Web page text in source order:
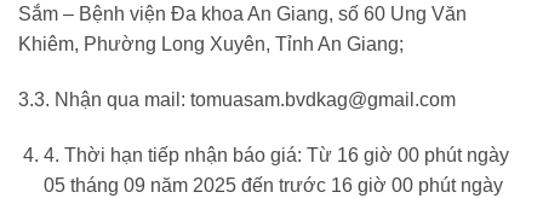
Sắm – Bệnh viện Đa khoa An Giang, số 60 Ung Văn
Khiêm, Phường Long Xuyên, Tỉnh An Giang;
3.3. Nhận qua mail: tomuasam.bvdkag@gmail.com
4. Thời hạn tiếp nhận báo giá: Từ 16 giờ 00 phút ngày
05 tháng 09 năm 2025 đến trước 16 giờ 00 phút ngày